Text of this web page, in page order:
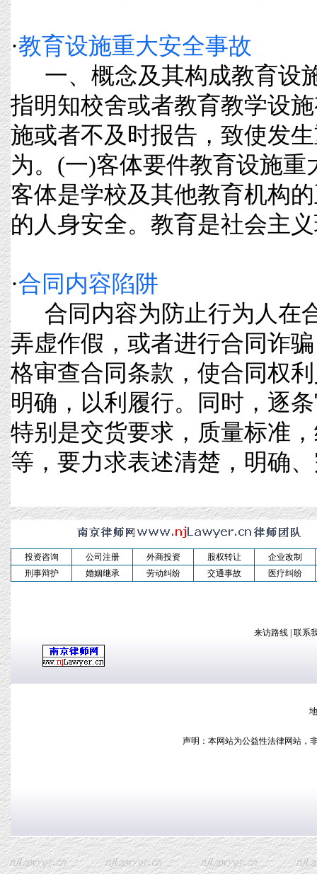
·教育设施重大安全事故
一、概念及其构成教育设
指明知校舍或者教育教学设
施或者不及时报告，致使发
为。(一)客体要件教育设施重
客体是学校及其他教育机构
的人身安全。教育是社会主
·合同内容陷阱
合同内容为防止行为人在
弄虚作假，或者进行合同诈
格审查合同条款，使合同权
明确，以利履行。同时，逐
特别是交货要求，质量标准
等，要力求表述清楚，明确
投资咨询 公司注册 外商投资 股权转让
企业改制
刑事辩护
婚姻继承 劳动纠纷 交通事故 医疗纠纷
来访路线 联系
声明：本网站为公益性法律网站，